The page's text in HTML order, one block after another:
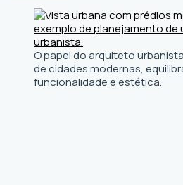
O papel do arquiteto
de cidades modernas,
funcionalidade e estética.